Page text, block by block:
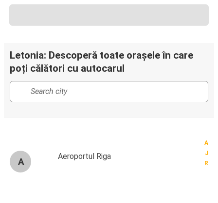
Letonia: Descoperă toate orașele în care
poți călători cu autocarul
A
J
R
A
Aeroportul Riga